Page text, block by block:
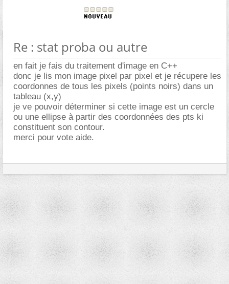
Re : stat proba ou autre
en fait je fais du traitement d'image en C++
donc je lis mon image pixel par pixel et je récupere les
coordonnes de tous les pixels (points noirs) dans un
tableau (x,y)
je ve pouvoir déterminer si cette image est un cercle
ou une ellipse à partir des coordonnées des pts ki
constituent son contour.
merci pour vote aide.